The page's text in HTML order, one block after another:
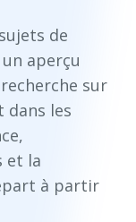
de
aperçu
sur
les
et la
à partir